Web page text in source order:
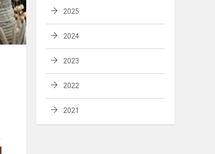
2025
2024
2023
2022
2021